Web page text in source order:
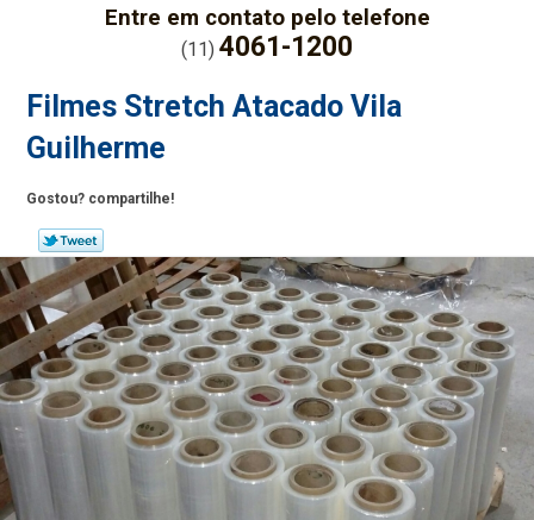
Entre em contato pelo telefone
(11) 4061-1200
Filmes Stretch Atacado Vila
Guilherme
Gostou? compartilhe!